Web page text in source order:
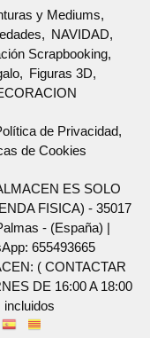
y Mediums
NAVIDAD
Scrapbooking
Figuras 3D
de Privacidad
de Cookies
ES SOLO
FISICA) - 35017
- (España) |
655493665
( CONTACTAR
DE 16:00 A 18:00